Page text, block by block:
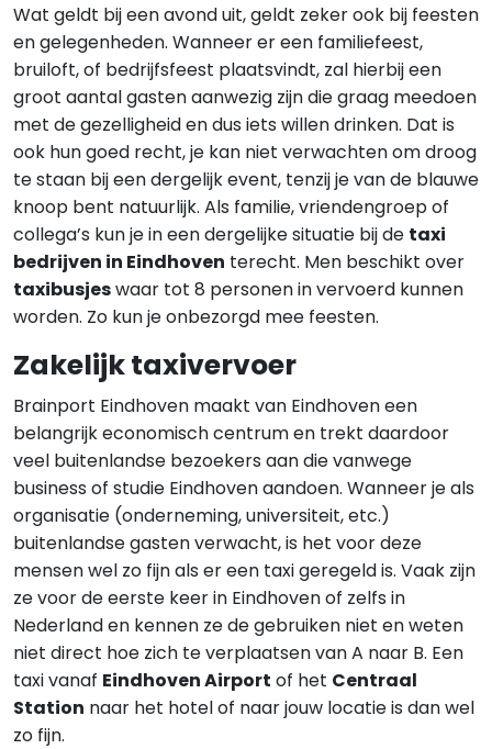
Wat geldt bij een avond uit, geldt zeker ook bij feesten
en gelegenheden. Wanneer er een familiefeest,
bruiloft, of bedrijfsfeest plaatsvindt, zal hierbij een
groot aantal gasten aanwezig zijn die graag meedoen
met de gezelligheid en dus iets willen drinken. Dat is
ook hun goed recht, je kan niet verwachten om droog
te staan bij een dergelijk event, tenzij je van de blauwe
knoop bent natuurlijk. Als familie, vriendengroep of
collega’s kun je in een dergelijke situatie bij de taxi
bedrijven in Eindhoven terecht. Men beschikt over
taxibusjeswaar tot 8 personen in vervoerd kunnen
worden. Zo kun je onbezorgd mee feesten.
Zakelijk taxivervoer
Brainport Eindhoven maakt van Eindhoven een
belangrijk economisch centrum en trekt daardoor
veel buitenlandse bezoekers aan die vanwege
business of studie Eindhoven aandoen. Wanneer je als
organisatie (onderneming, universiteit, etc.)
buitenlandse gasten verwacht, is het voor deze
mensen wel zo fijn als er een taxi geregeld is. Vaak zijn
ze voor de eerste keer in Eindhoven of zelfs in
Nederland en kennen ze de gebruiken niet en weten
niet direct hoe zich te verplaatsen van A naar B. Een
taxi vanaf Eindhoven Airport of het Centraal
Station naar het hotel of naar jouw locatie is dan wel
zo fijn.